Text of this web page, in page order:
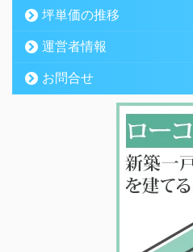
坪単価の推移
運営者情報
お問合せ